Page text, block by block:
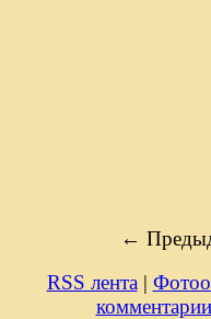
←
RSS лента |
комментарии